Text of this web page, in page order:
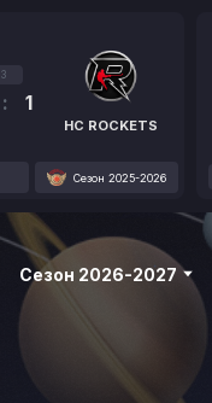
3
: 1
HC ROCKETS
Сезон 2025-2026
Сезон 2026-2027